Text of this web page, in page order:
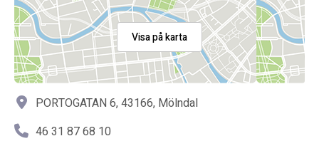
Visa på karta
PORTOGATAN 6, 43166, Mölndal
46 31 87 68 10